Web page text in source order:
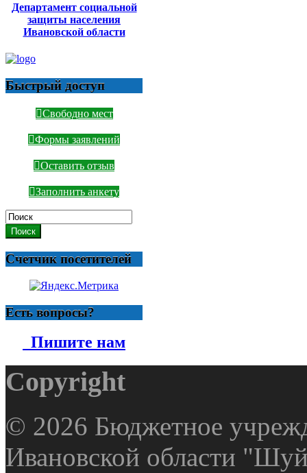
Департамент социальной
защиты населения
Ивановской области
Быстрый доступ
Свободно мест
Формы заявлений
Оставить отзыв
Заполнить анкету
Поиск
Счетчик посетителей
Есть вопросы?
Пишите нам
Copyright
© 2026 Бюджетное
Ивановской области